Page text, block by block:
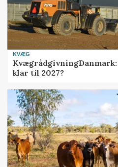
KVÆG
klar til 2027?